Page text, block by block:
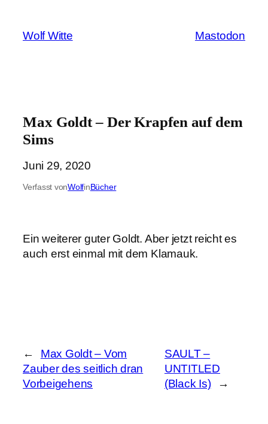
springen
Wolf Witte Mastodon
Max Goldt – Der Krapfen auf dem
Sims
Juni 29, 2020
Verfasst vonWolfinBücher
Ein weiterer guter Goldt. Aber jetzt reicht es
auch erst einmal mit dem Klamauk.
←
Max Goldt – Vom
Zauber des seitlich dran
Vorbeigehens
SAULT –
UNTITLED
(Black Is)
→